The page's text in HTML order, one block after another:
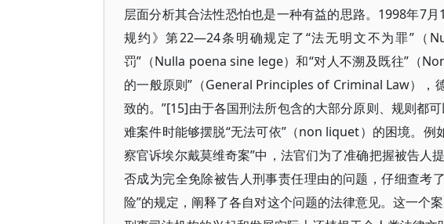
层面分析其合法性恐怕也是一种有益的思路。1998年7
规约》第22—24条明确规定了“法无明文不为罪”（
罚”（Nulla poena sine lege）和“对人不溯及既往”（
的一般原则”（General Principles of Criminal Law），
致的。”[15]由于各国刑法所包含的大部分原则、规则都
难案件时能够摆脱“无法可依”（non liquet）的困境。例
察官诉埃尔戴莫维奇案”中，法官们为了准确把握被告人
否成为完全免除被告人刑事责任理由的问题，仔细查考
险”的规定，阐释了各自对这个问题的法律意见。这一个